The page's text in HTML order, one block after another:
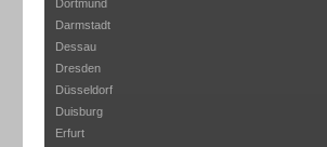
Dortmund
Darmstadt
Dessau
Dresden
Düsseldorf
Duisburg
Erfurt